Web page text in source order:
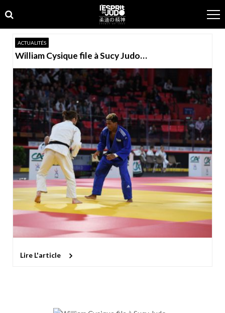
to
navigation
to
content
ACTUALITÉS
William Cysique file à Sucy Judo…
Lire L'article